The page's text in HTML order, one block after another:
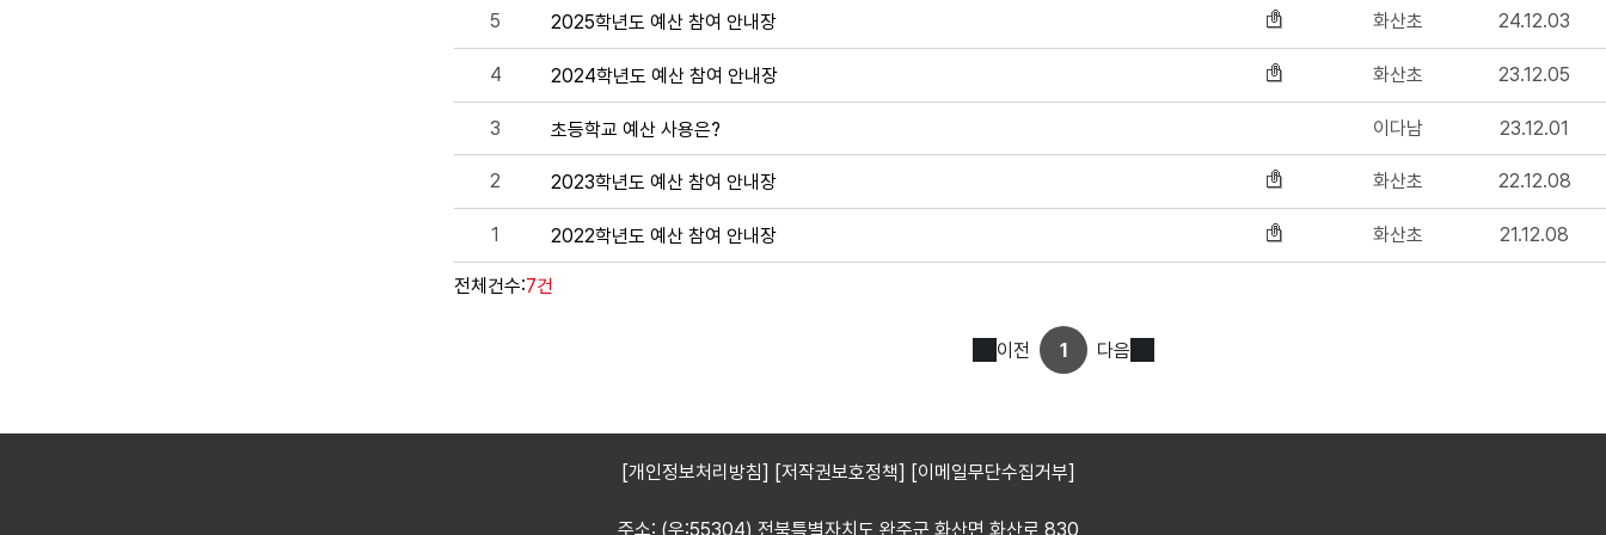
5 2025학년도 예산 참여 안내장 화산초 24.12.03
4 2024학년도 예산 참여 안내장 화산초 23.12.05
3 초등학교 예산 사용은? 이다남 23.12.01
2 2023학년도 예산 참여 안내장 화산초 22.12.08
1 2022학년도 예산 참여 안내장 화산초 21.12.08
전체건수:7건
이전 1 다음
[개인정보처리방침] [저작권보호정책] [이메일무단수집거부]
주소: (우:55304) 전북특별자치도 완주군 화산면 화산로 830